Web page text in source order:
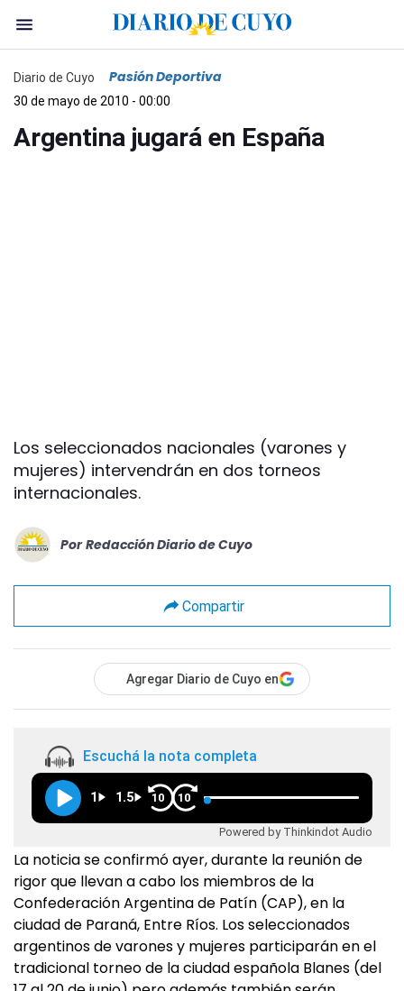
Diario de Cuyo Pasión Deportiva
30 de mayo de 2010 - 00:00
Argentina jugará en España
Los seleccionados nacionales (varones y
mujeres) intervendrán en dos torneos
internacionales.
Por Redacción Diario de Cuyo
Compartir
Agregar Diario de Cuyo en
Escuchá la nota completa
1 1.5 10 10
Powered by Thinkindot Audio
La noticia se confirmó ayer, durante la reunión de
rigor que llevan a cabo los miembros de la
Confederación Argentina de Patín (CAP), en la
ciudad de Paraná, Entre Ríos. Los seleccionados
argentinos de varones y mujeres participarán en el
tradicional torneo de la ciudad española Blanes (del